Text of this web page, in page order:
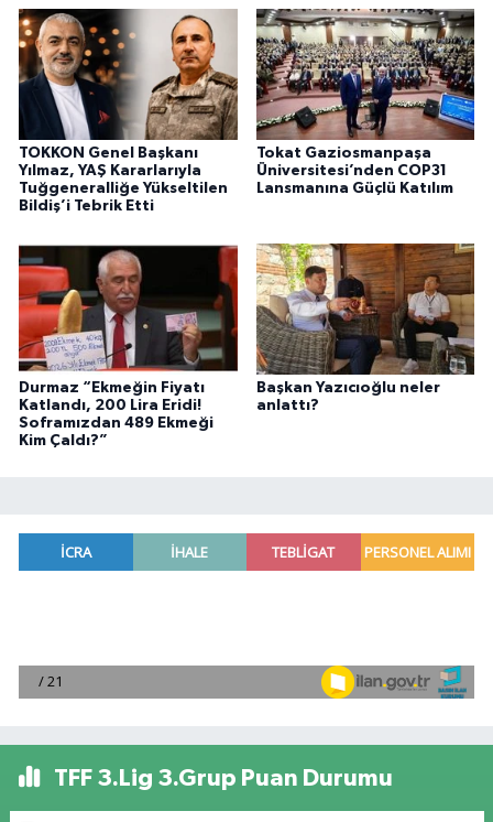
TOKKON Genel Başkanı
Yılmaz, YAŞ Kararlarıyla
Tuğgeneralliğe Yükseltilen
Bildiş’i Tebrik Etti
Tokat Gaziosmanpaşa
Üniversitesi’nden COP31
Lansmanına Güçlü Katılım
Durmaz “Ekmeğin Fiyatı
Katlandı, 200 Lira Eridi!
Soframızdan 489 Ekmeği
Kim Çaldı?”
Başkan Yazıcıoğlu neler
anlattı?
TFF 3.Lig 3.Grup Puan Durumu